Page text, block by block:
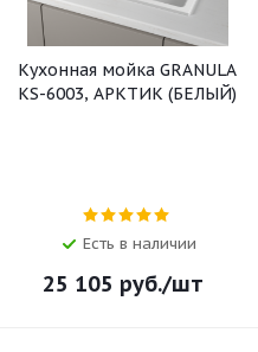
Кухонная мойка GRANULA
KS-6003, АРКТИК (БЕЛЫЙ)
Есть в наличии
25 105 руб./шт